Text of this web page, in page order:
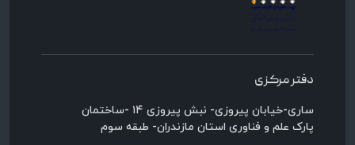
دفتر مرکزی
ساری-خیابان پیروزی- نبش پیروزی ۱۴ -ساختمان
پارک علم و فناوری استان مازندران- طبقه سوم